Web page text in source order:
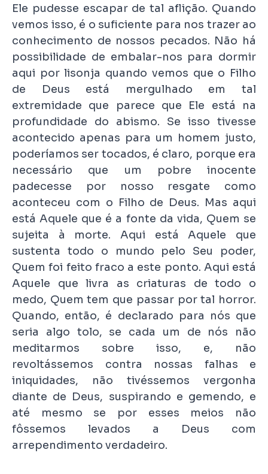
Ele pudesse escapar de tal aflição. Quando
vemos isso, é o suficiente para nos trazer ao
conhecimento de nossos pecados. Não há
possibilidade de embalar-nos para dormir
aqui por lisonja quando vemos que o Filho
de Deus está mergulhado em tal
extremidade que parece que Ele está na
profundidade do abismo. Se isso tivesse
acontecido apenas para um homem justo,
poderíamos ser tocados, é claro, porque era
necessário que um pobre inocente
padecesse por nosso resgate como
aconteceu com o Filho de Deus. Mas aqui
está Aquele que é a fonte da vida, Quem se
sujeita à morte. Aqui está Aquele que
sustenta todo o mundo pelo Seu poder,
Quem foi feito fraco a este ponto. Aqui está
Aquele que livra as criaturas de todo o
medo, Quem tem que passar por tal horror.
Quando, então, é declarado para nós que
seria algo tolo, se cada um de nós não
meditarmos sobre isso, e, não
revoltássemos contra nossas falhas e
iniquidades, não tivéssemos vergonha
diante de Deus, suspirando e gemendo, e
até mesmo se por esses meios não
fôssemos levados a Deus com
arrependimento verdadeiro.